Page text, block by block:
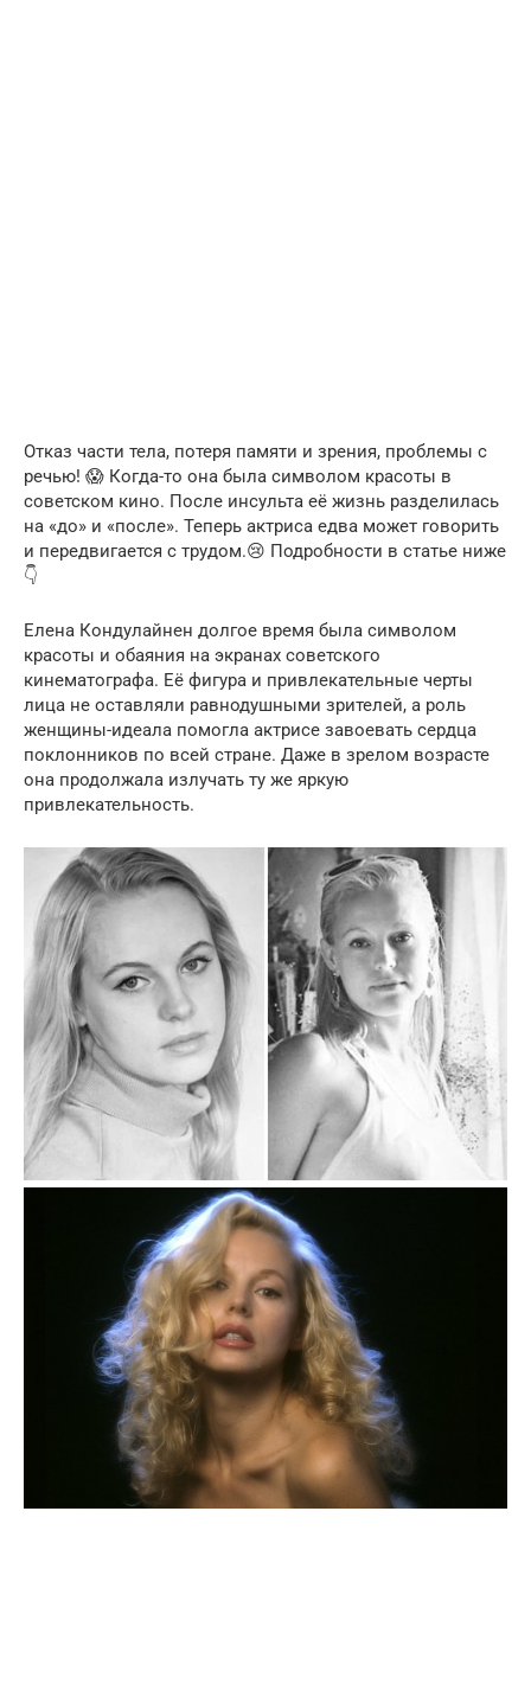
Отказ части тела, потеря памяти и зрения, проблемы с
речью! 😱 Когда-то она была символом красоты в
советском кино. После инсульта её жизнь разделилась
на «до» и «после». Теперь актриса едва может говорить
и передвигается с трудом.😢 Подробности в статье ниже
👇
Елена Кондулайнен долгое время была символом
красоты и обаяния на экранах советского
кинематографа. Её фигура и привлекательные черты
лица не оставляли равнодушными зрителей, а роль
женщины-идеала помогла актрисе завоевать сердца
поклонников по всей стране. Даже в зрелом возрасте
она продолжала излучать ту же яркую
привлекательность.